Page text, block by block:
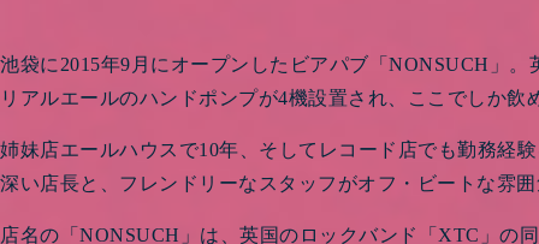
池袋に2015年9月にオープンしたビアパブ「NONSUCH」
リアルエールのハンドポンプが4機設置され、ここでしか
姉妹店エールハウスで10年、そしてレコード店でも勤務経
深い店長と、フレンドリーなスタッフがオフ・ビートな雰
店名の「NONSUCH」は、英国のロックバンド「XTC」の